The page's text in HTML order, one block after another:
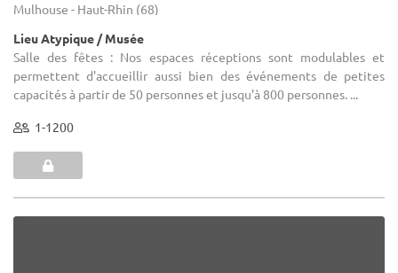
Mulhouse - Haut-Rhin (68)
Lieu Atypique / Musée
Salle des fêtes : Nos espaces réceptions sont modulables et
permettent d'accueillir aussi bien des événements de petites
capacités à partir de 50 personnes et jusqu'à 800 personnes. ...
1-1200